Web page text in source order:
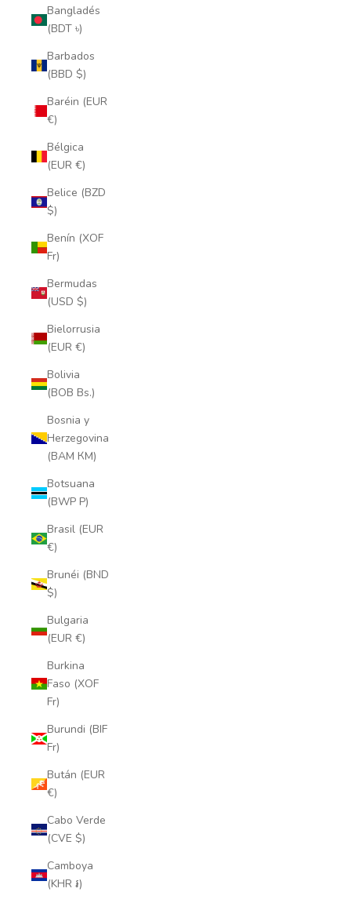
Bangladés
(BDT ৳)
Barbados
(BBD $)
Baréin (EUR
€)
Bélgica
(EUR €)
Belice (BZD
$)
Benín (XOF
Fr)
Bermudas
(USD $)
Bielorrusia
(EUR €)
Bolivia
(BOB Bs.)
Bosnia y
Herzegovina
(BAM КМ)
Botsuana
(BWP P)
Brasil (EUR
€)
Brunéi (BND
$)
Bulgaria
(EUR €)
Burkina
Faso (XOF
Fr)
Burundi (BIF
Fr)
Bután (EUR
€)
Cabo Verde
(CVE $)
Camboya
(KHR ៛)